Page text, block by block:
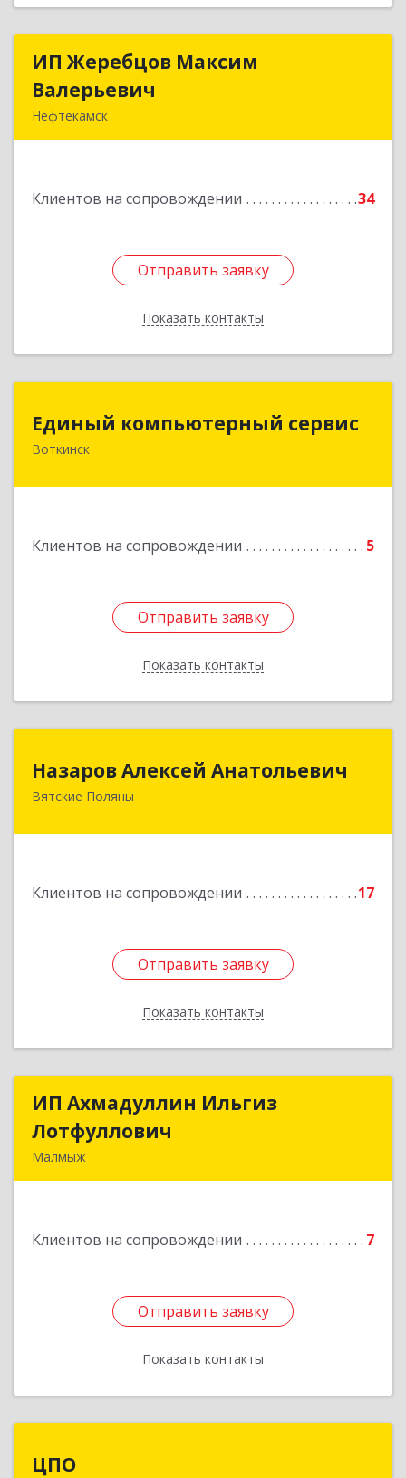
ИП Жеребцов Максим
Валерьевич
Нефтекамск
Клиентов на сопровождении 34
Отправить заявку
Показать контакты
ИП Жеребцов Максим
Подробнее
Отправить заявку
Назад
Единый компьютерный сервис
Воткинск
Клиентов на сопровождении 5
Отправить заявку
Показать контакты
Единый компьютерный сервис
Отправить заявку
Назад
Назаров Алексей Анатольевич
Вятские Поляны
Клиентов на сопровождении 17
Отправить заявку
Показать контакты
Назаров Алексей Анатольевич
612964,Кировская обл,город Вятские Поляны
Отправить заявку
Назад
ИП Ахмадуллин Ильгиз
Лотфуллович
Малмыж
Клиентов на сопровождении 7
Отправить заявку
Показать контакты
ИП Ахмадуллин Ильгиз
Подробнее
Отправить заявку
Назад
ЦПО